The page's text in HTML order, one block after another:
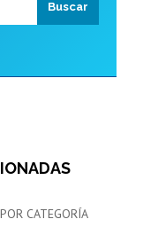
POR CATEGORÍA